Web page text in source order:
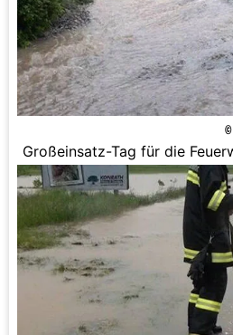
©
Großeinsatz-Tag für die